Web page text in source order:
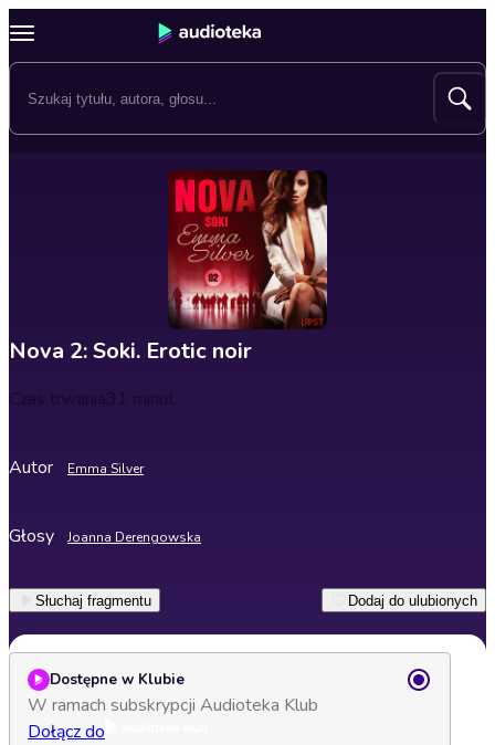
Nova 2: Soki. Erotic noir
Czas trwania31 minut
Autor Emma Silver
Głosy Joanna Derengowska
Słuchaj fragmentu Dodaj do ulubionych
Dostępne w Klubie
W ramach subskrypcji Audioteka Klub
Dołącz do